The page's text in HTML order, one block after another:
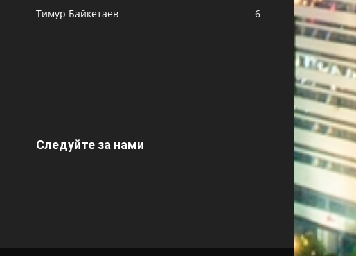
Тимур Байкетаев
6
Следуйте за нами